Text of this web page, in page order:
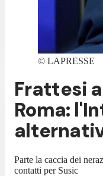
© LAPRESSE
Frattesi
Roma:
Parte la caccia dei
contatti per Susic